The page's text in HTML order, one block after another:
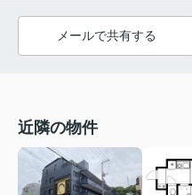
メールで共有する
近隣の物件